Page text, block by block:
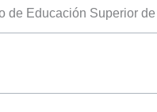
de Educación Superior